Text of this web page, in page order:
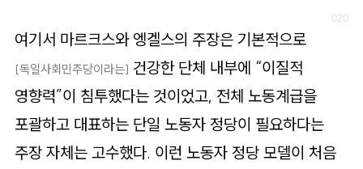
여기서 마르크스와 엥겔스의 주장은 기본적으로
[독일사회민주당이라는] 건강한 단체 내부에 “이질적
영향력”이 침투했다는 것이었고, 전체 노동계급을
포괄하고 대표하는 단일 노동자 정당이 필요하다는
주장 자체는 고수했다. 이런 노동자 정당 모델이 처음